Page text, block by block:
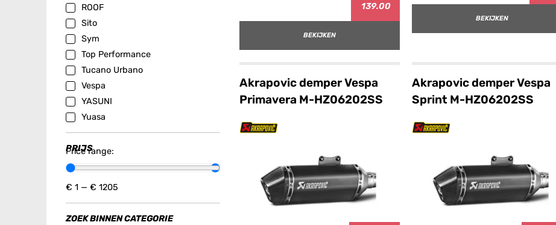
ROOF
Sito
Sym
Top Performance
Tucano Urbano
Vespa
YASUNI
Yuasa
PRIJS
Price range:
€ 1 — € 1205
ZOEK BINNEN CATEGORIE
139.00
BEKIJKEN
BEKIJKEN
Akrapovic demper Vespa
Primavera M-HZ06202SS
Akrapovic demper Vespa
Sprint M-HZ06202SS